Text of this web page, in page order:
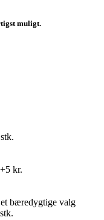
muligt.
kr.
bæredygtige valg